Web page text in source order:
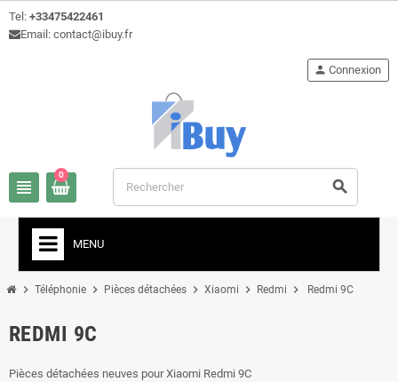
Tel: +33475422461
Email: contact@ibuy.fr
view_headline
person Connexion
0
search
MENU
chevron_right Téléphonie chevron_right Pièces détachées chevron_right Xiaomi chevron_right Redmi chevron_right Redmi 9C
REDMI 9C
Pièces détachées neuves pour Xiaomi Redmi 9C